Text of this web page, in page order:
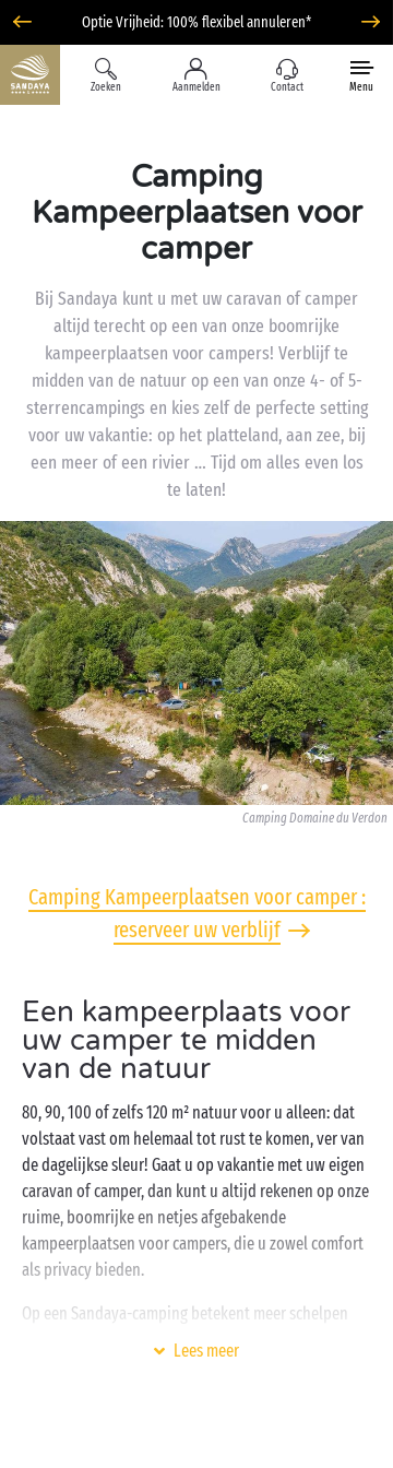
Optie Vrijheid: 100% flexibel annuleren*
Zoeken Aanmelden Contact Menu
Camping
Kampeerplaatsen voor
camper
Bij Sandaya kunt u met uw caravan of camper
altijd terecht op een van onze boomrijke
kampeerplaatsen voor campers! Verblijf te
midden van de natuur op een van onze 4- of 5-
sterrencampings en kies zelf de perfecte setting
voor uw vakantie: op het platteland, aan zee, bij
een meer of een rivier … Tijd om alles even los
te laten!
Camping Domaine du Verdon
Camping Kampeerplaatsen voor camper :
reserveer uw verblijf
Een kampeerplaats voor
uw camper te midden
van de natuur
80, 90, 100 of zelfs 120 m² natuur voor u alleen: dat
volstaat vast om helemaal tot rust te komen, ver van
de dagelijkse sleur! Gaat u op vakantie met uw eigen
caravan of camper, dan kunt u altijd rekenen op onze
ruime, boomrijke en netjes afgebakende
kampeerplaatsen voor campers, die u zowel comfort
als privacy bieden.
Op een Sandaya-camping betekent meer schelpen
meer voordelen: u kiest dus zelf het comfortniveau
Lees meer